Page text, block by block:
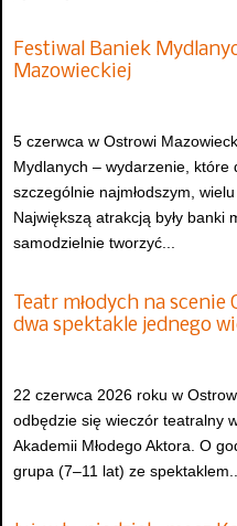
Festiwal Baniek
Mazowieckiej
5 czerwca w Ostrowi
Mydlanych – wydarzenie, które
szczególnie najmłodszym,
Największą atrakcją były banki
samodzielnie tworzyć...
Teatr młodych na scenie
dwa spektakle jednego
22 czerwca 2026 roku w
odbędzie się wieczór teatralny
Akademii Młodego Aktora. O
grupa (7–11 lat) ze spektaklem...